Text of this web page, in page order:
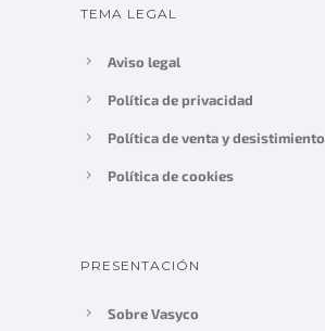
TEMA LEGAL
Aviso legal
Política de privacidad
Política de venta y desistimiento
Política de cookies
PRESENTACIÓN
Sobre Vasyco